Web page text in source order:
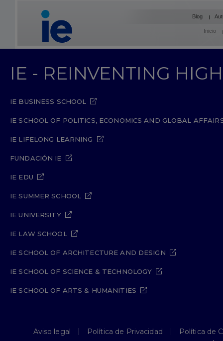
Blog
Inicio
IE - REINVENTING
IE BUSINESS SCHOOL
IE SCHOOL OF POLITICS, ECONOMICS AND GLOBAL
IE LIFELONG LEARNING
FUNDACIÓN IE
IE EDU
IE SUMMER SCHOOL
IE UNIVERSITY
IE LAW SCHOOL
IE SCHOOL OF ARCHITECTURE AND DESIGN
IE SCHOOL OF SCIENCE & TECHNOLOGY
IE SCHOOL OF ARTS & HUMANITIES
Aviso legal Política de Privacidad
Política de